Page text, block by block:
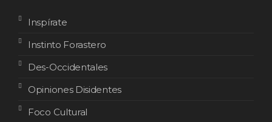
Inspírate
Instinto Forastero
Des-Occidentales
Opiniones Disidentes
Foco Cultural